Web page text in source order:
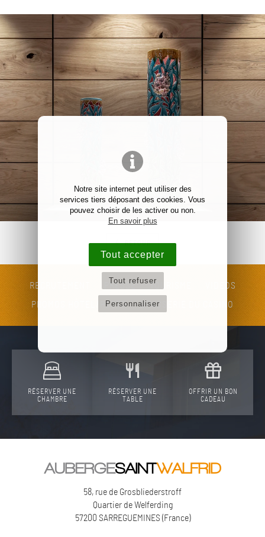
Notre site internet peut utiliser des
services tiers déposant des cookies. Vous
pouvez choisir de les activer ou non.
En savoir plus
Tout accepter
Tout refuser
Personnaliser
RETOUR
RECRUTEMENT PRESSE TOURISME
VIDÉOS
PROMOS HÔTEL/RESTO
BRASSERIE DU CASINO
RÉSERVER UNE
CHAMBRE
RÉSERVER UNE
TABLE
OFFRIR UN BON
CADEAU
58, rue de Grosbliederstroff
Quartier de Welferding
57200 SARREGUEMINES (France)